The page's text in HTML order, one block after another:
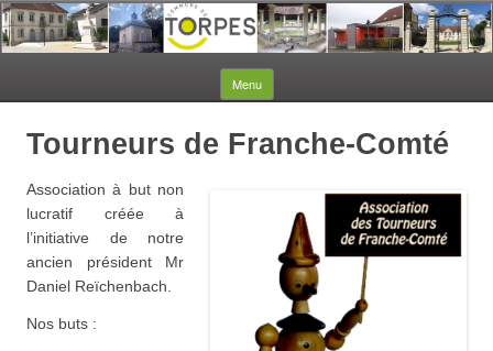
Menu Aller au contenu
Tourneurs de Franche-Comté
Association à but non
lucratif créée à
l’initiative de notre
ancien président Mr
Daniel Reïchenbach.
Nos buts :